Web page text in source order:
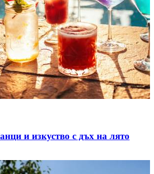
и изкуство с дъх на лято